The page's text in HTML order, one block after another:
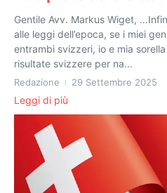
Gentile Avv. Markus Wiget,
alle leggi dell’epoca, se i miei
entrambi svizzeri, io e mia
risultate svizzere per na...
Redazione 29 Settembre 2025
Leggi di più